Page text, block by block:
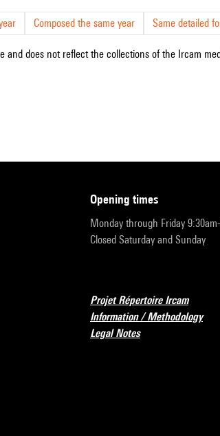
Composed the same year Same detailed
and does not reflect the collections of the Ircam
opening times
Monday through Friday
Closed Saturday and Sunday
Projet Répertoire Ircam
Information / Methodology
Legal Notes